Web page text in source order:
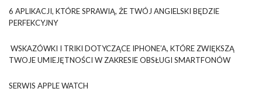
6 APLIKACJI, KTÓRE SPRAWIĄ, ŻE TWÓJ ANGIELSKI BĘDZIE
PERFEKCYJNY
WSKAZÓWKI I TRIKI DOTYCZĄCE IPHONE’A, KTÓRE ZWIĘKSZĄ
TWOJE UMIEJĘTNOŚCI W ZAKRESIE OBSŁUGI SMARTFONÓW
SERWIS APPLE WATCH